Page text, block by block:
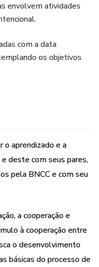
envolvem atividades
com a data
os objetivos
o aprendizado e a
deste com seus pares,
pela BNCC e com seu
a cooperação e
à cooperação entre
o desenvolvimento
básicas do processo de